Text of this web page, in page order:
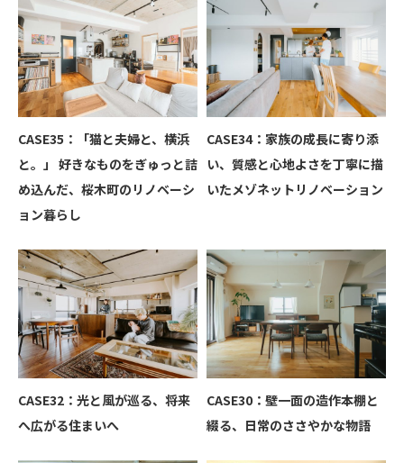
CASE35：「猫と夫婦と、横浜
と。」 好きなものをぎゅっと詰
め込んだ、桜木町のリノベーシ
ョン暮らし
CASE34：家族の成長に寄り添
い、質感と心地よさを丁寧に描
いたメゾネットリノベーション
CASE32：光と風が巡る、将来
へ広がる住まいへ
CASE30：壁一面の造作本棚と
綴る、日常のささやかな物語